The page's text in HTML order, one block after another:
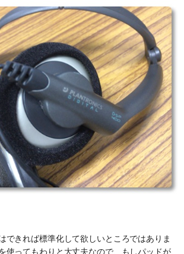
できれば標準化して欲しいところではありま
使ってもわりと大丈夫なので、もしパッドが